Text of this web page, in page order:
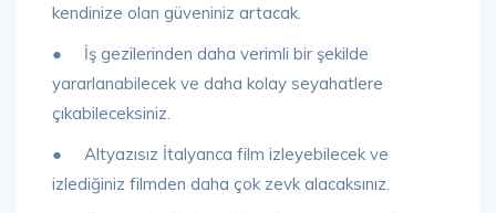
kendinize olan güveniniz artacak.
● İş gezilerinden daha verimli bir şekilde
yararlanabilecek ve daha kolay seyahatlere
çıkabileceksiniz.
● Altyazısız İtalyanca film izleyebilecek ve
izlediğiniz filmden daha çok zevk alacaksınız.